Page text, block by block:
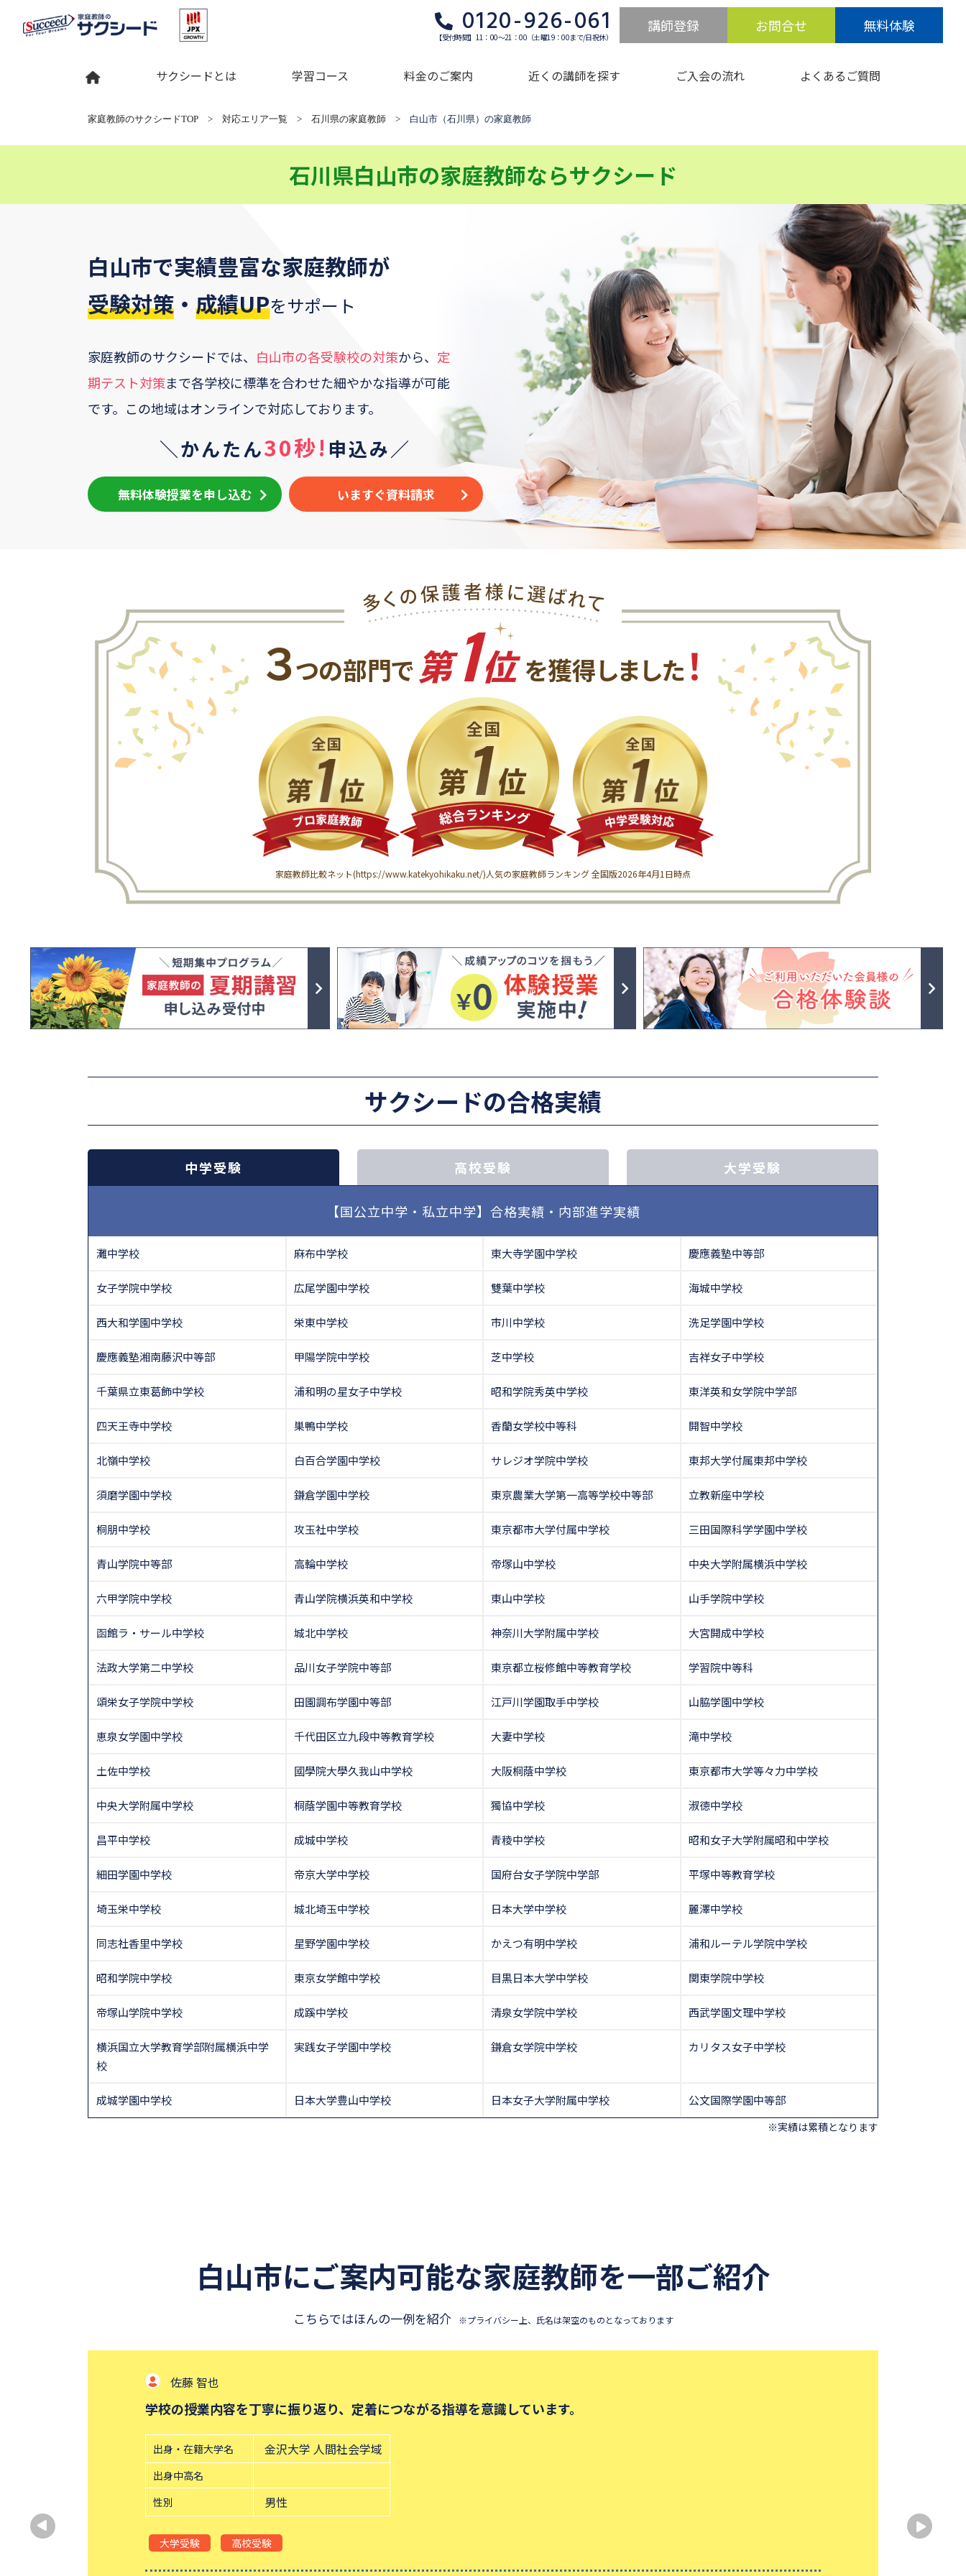
0120-926-061
【受付時間】11：00～21：00（土曜19：00まで/日祝休）
講師登録 お問合せ 無料体験
サクシードとは 学習コース 料金のご案内 近くの講師を探す ご入会の流れ よくあるご質問
家庭教師のサクシードTOP > 対応エリア一覧 > 石川県の家庭教師 > 白山市（石川県）の家庭教師
石川県白山市の家庭教師ならサクシード
白山市で実績豊富な家庭教師が
受験対策 ・ 成績UPをサポート
家庭教師のサクシードでは、 白山市の各受験校の対策から、 定
期テスト対策まで各学校に標準を合わせた細やかな指導が可能
です。 この地域はオンラインで対応しております。
＼かんたん30秒! 申込み／
無料体験授業を申し込む いますぐ資料請求
３つの部門で 第1位を獲得しました ！
家庭教師比較ネット(https://www.katekyohikaku.net/)人気の家庭教師ランキング 全国版2026年4月1日時点
サクシードの合格実績
中学受験 高校受験 大学受験
【国公立中学・私立中学】合格実績・内部進学実績
灘中学校 麻布中学校 東大寺学園中学校 慶應義塾中等部
女子学院中学校 広尾学園中学校 雙葉中学校 海城中学校
西大和学園中学校 栄東中学校 市川中学校 洗足学園中学校
慶應義塾湘南藤沢中等部 甲陽学院中学校 芝中学校 吉祥女子中学校
千葉県立東葛飾中学校 浦和明の星女子中学校 昭和学院秀英中学校 東洋英和女学院中学部
四天王寺中学校 巣鴨中学校 香蘭女学校中等科 開智中学校
北嶺中学校 白百合学園中学校 サレジオ学院中学校 東邦大学付属東邦中学校
須磨学園中学校 鎌倉学園中学校 東京農業大学第一高等学校中等部 立教新座中学校
桐朋中学校 攻玉社中学校 東京都市大学付属中学校 三田国際科学学園中学校
青山学院中等部 高輪中学校 帝塚山中学校 中央大学附属横浜中学校
六甲学院中学校 青山学院横浜英和中学校 東山中学校 山手学院中学校
函館ラ・サール中学校 城北中学校 神奈川大学附属中学校 大宮開成中学校
法政大学第二中学校 品川女子学院中等部 東京都立桜修館中等教育学校 学習院中等科
頌栄女子学院中学校 田園調布学園中等部 江戸川学園取手中学校 山脇学園中学校
恵泉女学園中学校 千代田区立九段中等教育学校 大妻中学校 滝中学校
土佐中学校 國學院大學久我山中学校 大阪桐蔭中学校 東京都市大学等々力中学校
中央大学附属中学校 桐蔭学園中等教育学校 獨協中学校 淑徳中学校
昌平中学校 成城中学校 青稜中学校 昭和女子大学附属昭和中学校
細田学園中学校 帝京大学中学校 国府台女子学院中学部 平塚中等教育学校
埼玉栄中学校 城北埼玉中学校 日本大学中学校 麗澤中学校
同志社香里中学校 星野学園中学校 かえつ有明中学校 浦和ルーテル学院中学校
昭和学院中学校 東京女学館中学校 目黒日本大学中学校 関東学院中学校
帝塚山学院中学校 成蹊中学校 清泉女学院中学校 西武学園文理中学校
横浜国立大学教育学部附属横浜中学
校
実践女子学園中学校 鎌倉女学院中学校 カリタス女子中学校
成城学園中学校 日本大学豊山中学校 日本女子大学附属中学校 公文国際学園中等部
※実績は累積となります
白山市にご案内可能な家庭教師を一部ご紹介
こちらではほんの一例を紹介 ※プライバシー上、氏名は架空のものとなっております
佐藤 智也
学校の授業内容を丁寧に振り返り、定着につながる指導を意識しています。
出身・在籍大学名 金沢大学 人間社会学域
出身中高名
性別
男性
大学受験 高校受験